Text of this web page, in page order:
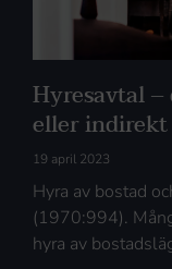
Hyresavtal
eller indirekt
19 april 2023
Hyra av bostad
(1970:994).
hyra av